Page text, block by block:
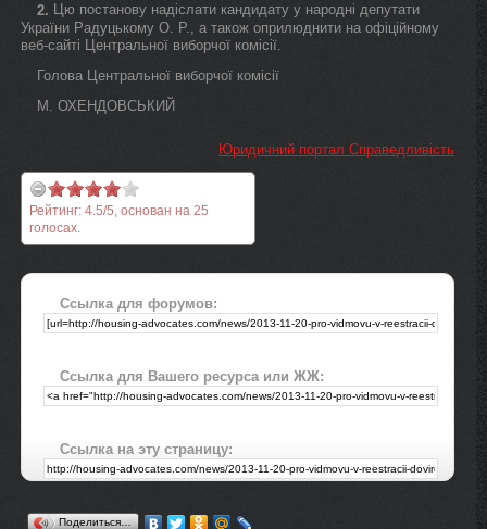
2. Цю постанову надіслати кандидату у народні депутати
України Радуцькому О. Р., а також оприлюднити на офіційному
веб-сайті Центральної виборчої комісії.
Голова Центральної виборчої комісії
М. ОХЕНДОВСЬКИЙ
Юридичний портал Справедливість
Рейтинг: 4.5/5, основан на 25
голосах.
Ссылка для форумов:
Ссылка для Вашего ресурса или ЖЖ:
Ссылка на эту страницу:
Поделиться…